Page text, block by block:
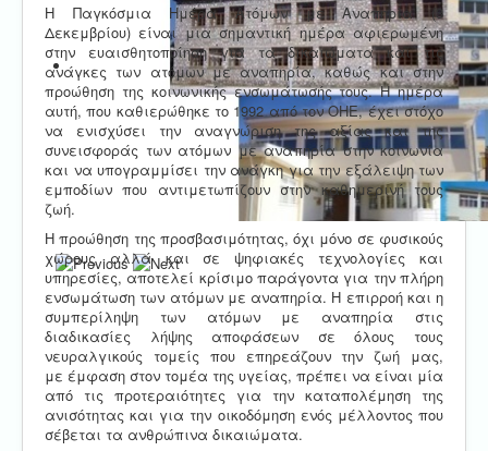
Η Παγκόσμια Ημέρα Ατόμων με Αναπηρία (3
Δεκεμβρίου) είναι μια σημαντική ημέρα αφιερωμένη
στην ευαισθητοποίηση για τα δικαιώματα και τις
ανάγκες των ατόμων με αναπηρία, καθώς και στην
προώθηση της κοινωνικής ενσωμάτωσής τους. Η ημέρα
αυτή, που καθιερώθηκε το 1992 από τον ΟΗΕ, έχει στόχο
να ενισχύσει την αναγνώριση της αξίας και της
συνεισφοράς των ατόμων με αναπηρία στην κοινωνία
και να υπογραμμίσει την ανάγκη για την εξάλειψη των
εμποδίων που αντιμετωπίζουν στην καθημερινή τους
ζωή.
Η προώθηση της προσβασιμότητας, όχι μόνο σε φυσικούς
χώρους αλλά και σε ψηφιακές τεχνολογίες και
υπηρεσίες, αποτελεί κρίσιμο παράγοντα για την πλήρη
ενσωμάτωση των ατόμων με αναπηρία. Η επιρροή και η
συμπερίληψη των ατόμων με αναπηρία στις
διαδικασίες λήψης αποφάσεων σε όλους τους
νευραλγικούς τομείς που επηρεάζουν την ζωή μας,
με έμφαση στον τομέα της υγείας, πρέπει να είναι μία
από τις προτεραιότητες για την καταπολέμηση της
ανισότητας και για την οικοδόμηση ενός μέλλοντος που
σέβεται τα ανθρώπινα δικαιώματα.